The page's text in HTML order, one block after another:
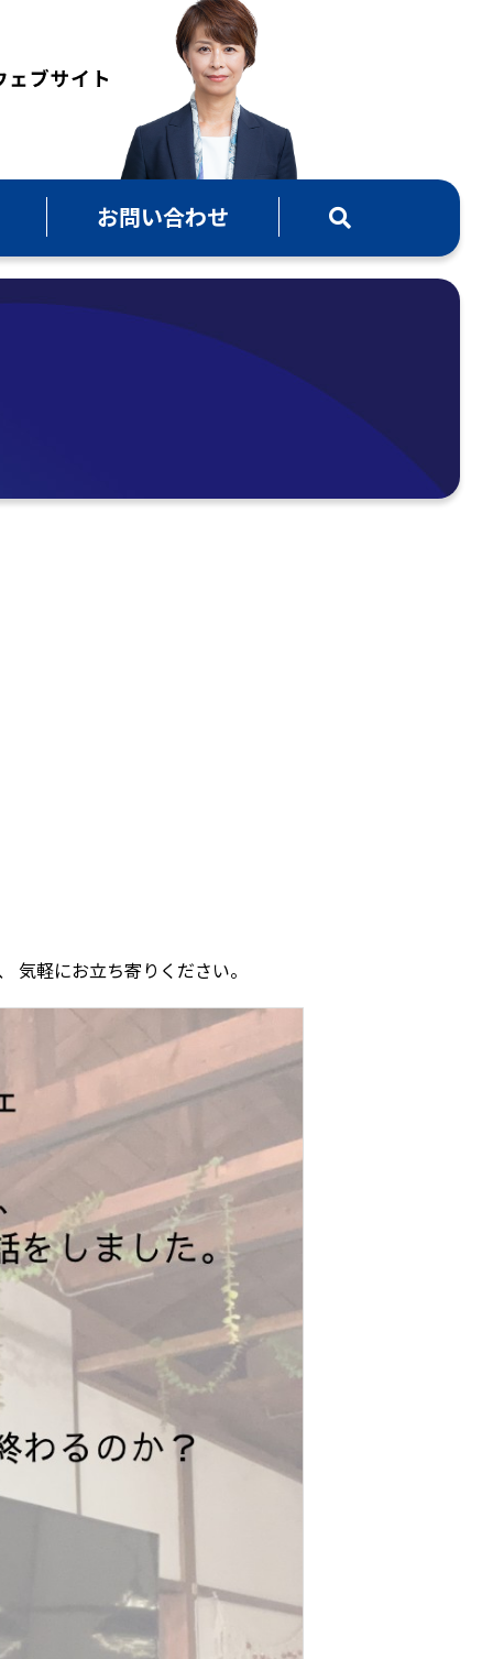
お問い合わせ
気軽にお立ち寄りください。